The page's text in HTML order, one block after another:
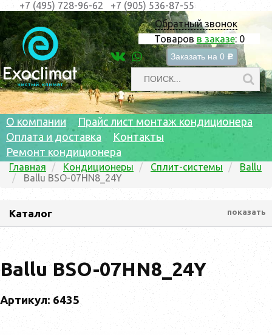
Обратный звонок
Товаров в заказе: 0
Заказать на 0 c
+7 (495) 728-96-62 +7 (905) 536-87-55
О компании
Прайс лист монтаж кондиционера
Оплата и доставка
Контакты
Ремонт кондиционера
Главная Кондиционеры Сплит-системы
Ballu
Ballu BSO-07HN8_24Y
Каталог показать
Ballu BSO-07HN8_24Y
Артикул: 6435